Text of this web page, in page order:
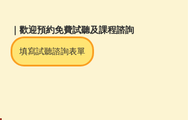
｜歡迎預約免費試聽及課程諮詢
填寫試聽諮詢表單